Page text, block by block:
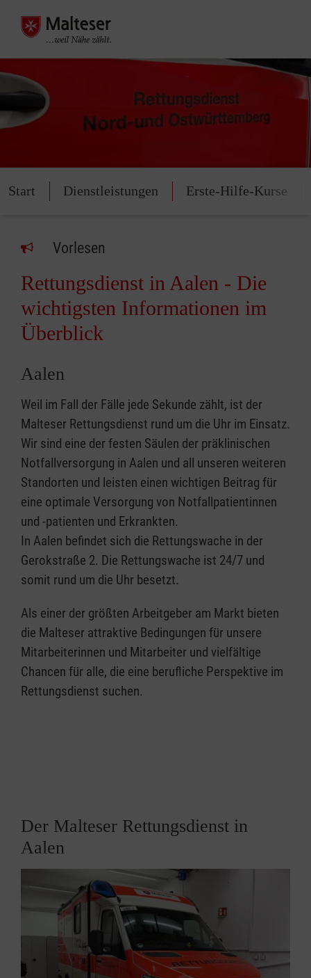
Start Dienstleistungen Erste-Hilfe-Kurse
Vorlesen
Rettungsdienst in Aalen - Die
wichtigsten Informationen im
Überblick
Aalen
Weil im Fall der Fälle jede Sekunde zählt, ist der
Malteser Rettungsdienst rund um die Uhr im Einsatz.
Wir sind eine der festen Säulen der präklinischen
Notfallversorgung in Aalen und all unseren weiteren
Standorten und leisten einen wichtigen Beitrag für
eine optimale Versorgung von Notfallpatientinnen
und -patienten und Erkrankten.
In Aalen befindet sich die Rettungswache in der
Gerokstraße 2. Die Rettungswache ist 24/7 und
somit rund um die Uhr besetzt.
Als einer der größten Arbeitgeber am Markt bieten
die Malteser attraktive Bedingungen für unsere
Mitarbeiterinnen und Mitarbeiter und vielfältige
Chancen für alle, die eine berufliche Perspektive im
Rettungsdienst suchen.
Der Malteser Rettungsdienst in
Aalen